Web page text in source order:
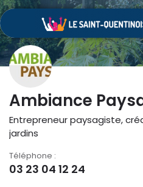
Ambiance
Entrepreneur paysagiste,
jardins
Téléphone :
03 23 04 12 24